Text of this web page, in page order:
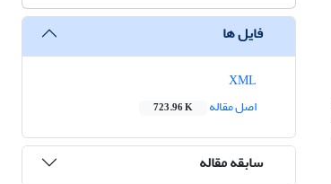
فایل ها
اصل مقاله
723.96 K
سابقه مقاله